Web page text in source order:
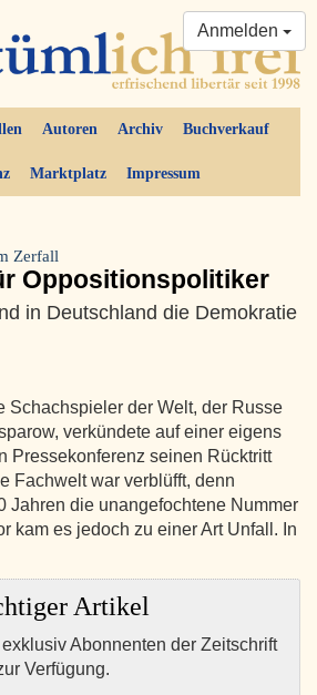
Autoren Archiv Buchverkauf
Marktplatz Impressum
Anmelden
Zerfall
Oppositionspolitiker
in Deutschland die Demokratie
Schachspieler der Welt, der Russe
verkündete auf einer eigens
Pressekonferenz seinen Rücktritt
Fachwelt war verblüfft, denn
Jahren die unangefochtene Nummer
kam es jedoch zu einer Art Unfall. In
Artikel
Abonnenten der Zeitschrift
Verfügung.